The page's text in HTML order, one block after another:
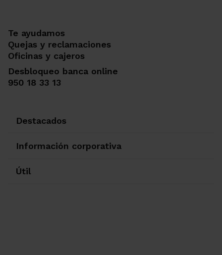
Te ayudamos
Quejas y reclamaciones
Oficinas y cajeros
Desbloqueo banca online
950 18 33 13
Destacados
Información corporativa
Útil